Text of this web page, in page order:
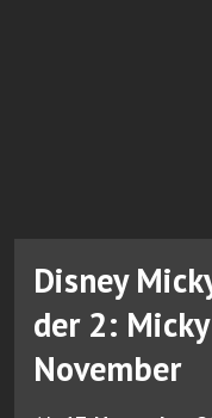
Disney
der 2:
November